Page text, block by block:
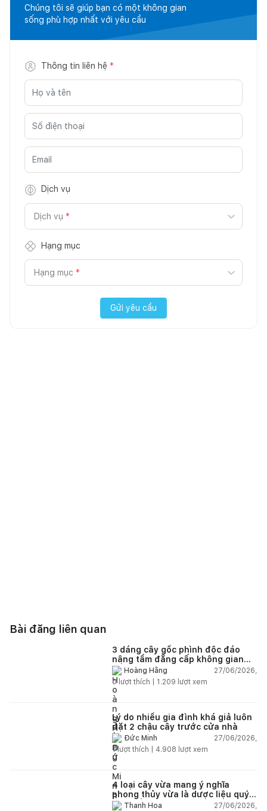
Chúng tôi sẽ giúp bạn có một không gian
sống phù hợp nhất với yêu cầu
Thông tin liên hệ *
Dịch vụ
Dịch vụ *
Hạng mục
Hạng mục *
Gửi yêu cầu
Bài đăng liên quan
3 dáng cây gốc phình độc đáo
nâng tầm đẳng cấp không gian
sốngHoàng Hằng
27/06/2026,
0lượt thích | 1.209 lượt xem
Lý do nhiều gia đình khá giả luôn
đặt 2 chậu cây trước cửa nhà
Đức Minh
27/06/2026,
1lượt thích | 4.908 lượt xem
4 loại cây vừa mang ý nghĩa
phong thủy vừa là dược liệu quý
nên trồng trong nhà
Thanh Hoa
27/06/2026,